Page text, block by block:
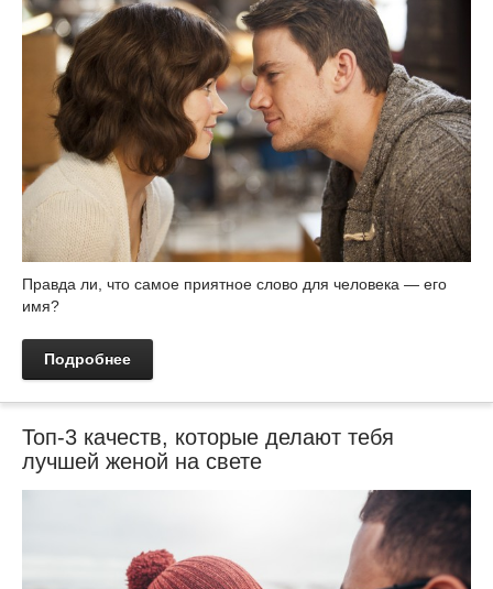
Правда ли, что самое приятное слово для человека — его
имя?
Подробнее
Топ-3 качеств, которые делают тебя
лучшей женой на свете